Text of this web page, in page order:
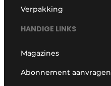
Verpakking
HANDIGE LINKS
Magazines
Abonnement aanvragen